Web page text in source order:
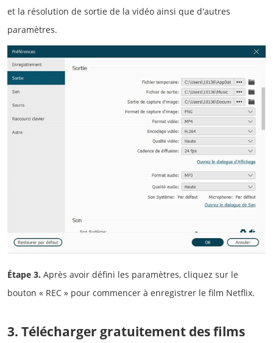
et la résolution de sortie de la vidéo ainsi que d'autres
paramètres.
Étape 3. Après avoir défini les paramètres, cliquez sur le
bouton « REC » pour commencer à enregistrer le film Netflix.
3. Télécharger gratuitement des films